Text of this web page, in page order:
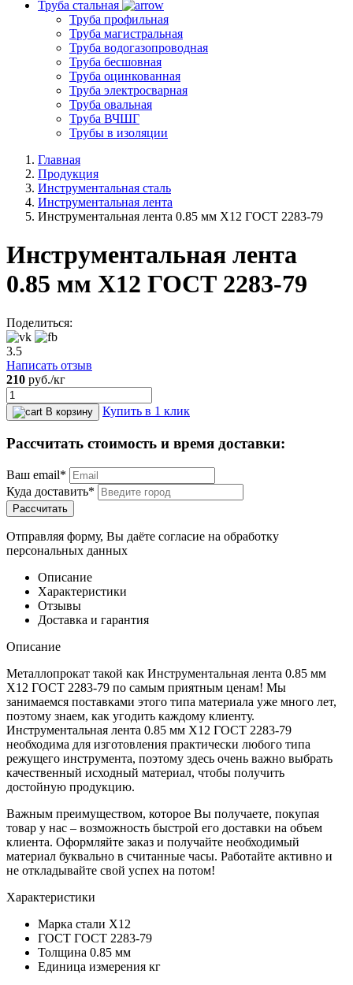
Труба стальная
Труба профильная
Труба магистральная
Труба водогазопроводная
Труба бесшовная
Труба оцинкованная
Труба электросварная
Труба овальная
Труба ВЧШГ
Трубы в изоляции
Главная
Продукция
Инструментальная сталь
Инструментальная лента
Инструментальная лента 0.85 мм Х12 ГОСТ 2283-79
Инструментальная лента
0.85 мм Х12 ГОСТ 2283-79
Поделиться:
3.5
Написать отзыв
210 руб./кг
В корзину Купить в 1 клик
Рассчитать стоимость и время доставки:
Ваш email*
Куда доставить*
Рассчитать
Отправляя форму, Вы даёте согласие на обработку
персональных данных
Описание
Характеристики
Отзывы
Доставка и гарантия
Описание
Металлопрокат такой как Инструментальная лента 0.85 мм
Х12 ГОСТ 2283-79 по самым приятным ценам! Мы
занимаемся поставками этого типа материала уже много лет,
поэтому знаем, как угодить каждому клиенту.
Инструментальная лента 0.85 мм Х12 ГОСТ 2283-79
необходима для изготовления практически любого типа
режущего инструмента, поэтому здесь очень важно выбрать
качественный исходный материал, чтобы получить
достойную продукцию.
Важным преимуществом, которое Вы получаете, покупая
товар у нас – возможность быстрой его доставки на объем
клиента. Оформляйте заказ и получайте необходимый
материал буквально в считанные часы. Работайте активно и
не откладывайте свой успех на потом!
Характеристики
Марка стали Х12
ГОСТ ГОСТ 2283-79
Толщина 0.85 мм
Единица измерения кг